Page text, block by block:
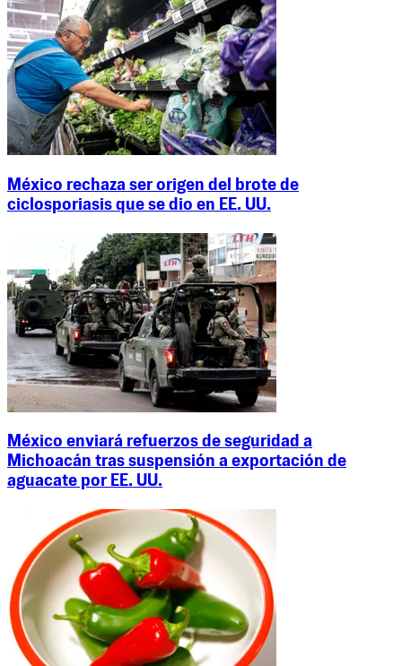
México rechaza ser origen del brote de
ciclosporiasis que se dio en EE. UU.
México enviará refuerzos de seguridad a
Michoacán tras suspensión a exportación de
aguacate por EE. UU.